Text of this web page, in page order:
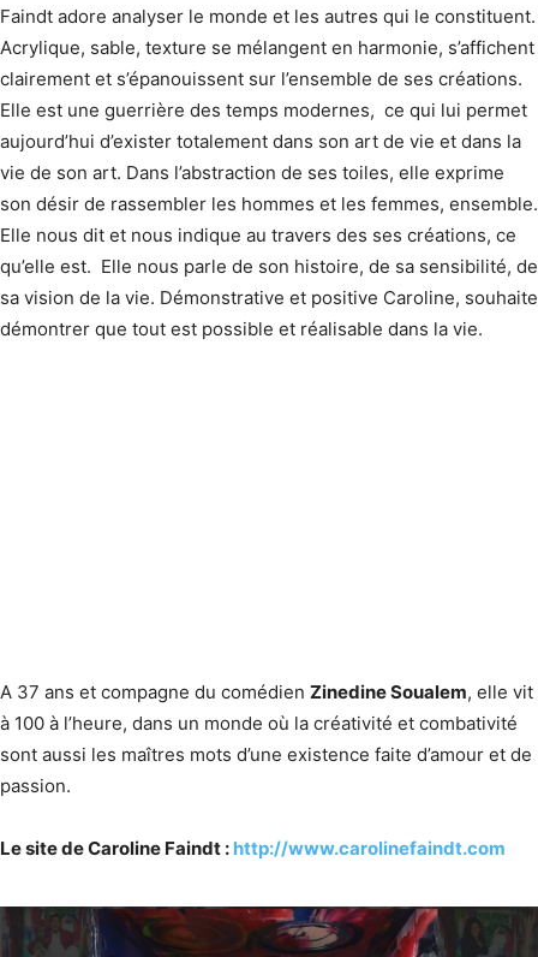
Faindt adore analyser le monde et les autres qui le constituent.
Acrylique, sable, texture se mélangent en harmonie, s’affichent
clairement et s’épanouissent sur l’ensemble de ses créations.
Elle est une guerrière des temps modernes, ce qui lui permet
aujourd’hui d’exister totalement dans son art de vie et dans la
vie de son art. Dans l’abstraction de ses toiles, elle exprime
son désir de rassembler les hommes et les femmes, ensemble.
Elle nous dit et nous indique au travers des ses créations, ce
qu’elle est. Elle nous parle de son histoire, de sa sensibilité, de
sa vision de la vie. Démonstrative et positive Caroline, souhaite
démontrer que tout est possible et réalisable dans la vie.
A 37 ans et compagne du comédien Zinedine Soualem, elle vit
à 100 à l’heure, dans un monde où la créativité et combativité
sont aussi les maîtres mots d’une existence faite d’amour et de
passion.
Le site de Caroline Faindt : http://www.carolinefaindt.com